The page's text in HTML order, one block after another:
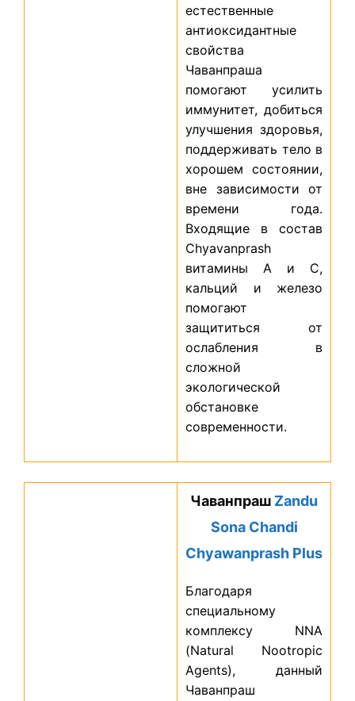
естественные
антиоксидантные
свойства
Чаванпраша
помогают усилить
иммунитет, добиться
улучшения здоровья,
поддерживать тело в
хорошем состоянии,
вне зависимости от
времени года.
Входящие в состав
Chyavanprash
витамины А и С,
кальций и железо
помогают
защититься от
ослабления в
сложной
экологической
обстановке
современности.
Чаванпраш Zandu
Sona Chandi
Chyawanprash Plus
Благодаря
специальному
комплексу NNA
(Natural Nootropic
Agents), данный
Чаванпраш